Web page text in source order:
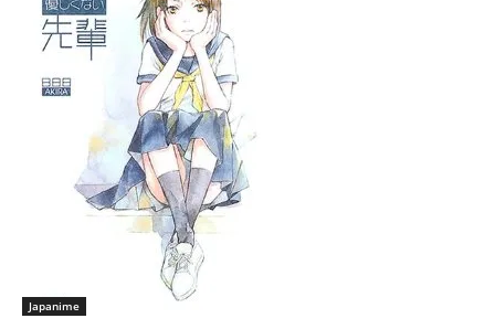
Japanime